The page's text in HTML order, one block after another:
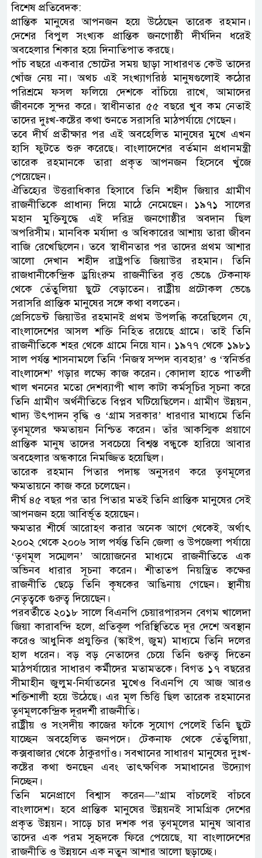
বিশেষ প্রতিবেদক:
প্রান্তিক মানুষের আপনজন হয়ে উঠেছেন তারেক রহমান।
দেশের বিপুল সংখ্যক প্রান্তিক জনগোষ্ঠী দীর্ঘদিন ধরেই
অবহেলার শিকার হয়ে দিনাতিপাত করছে।
পাঁচ বছরে একবার ভোটের সময় ছাড়া সাধারণত কেউ তাদের
খোঁজ নেয় না। অথচ এই সংখ্যাগরিষ্ঠ মানুষগুলোই কঠোর
পরিশ্রমে ফসল ফলিয়ে দেশকে বাঁচিয়ে রাখে, আমাদের
জীবনকে সুন্দর করে। স্বাধীনতার ৫৫ বছরে খুব কম নেতাই
তাদের দুঃখ-কষ্টের কথা শুনতে সরাসরি মাঠপর্যায়ে গেছেন।
তবে দীর্ঘ প্রতীক্ষার পর এই অবহেলিত মানুষের মুখে এখন
হাসি ফুটতে শুরু করেছে। বাংলাদেশের বর্তমান প্রধানমন্ত্রী
তারেক রহমানকে তারা প্রকৃত আপনজন হিসেবে খুঁজে
পেয়েছেন।
ঐতিহ্যের উত্তরাধিকার হিসাবে তিনি শহীদ জিয়ার গ্রামীণ
রাজনীতিকে প্রাধান্য দিয়ে মাঠে নেমেছেন। ১৯৭১ সালের
মহান মুক্তিযুদ্ধে এই দরিদ্র জনগোষ্ঠীর অবদান ছিল
অপরিসীম। মানবিক মর্যাদা ও অধিকারের আশায় তারা জীবন
বাজি রেখেছিলেন। তবে স্বাধীনতার পর তাদের প্রথম আশার
আলো দেখান শহীদ রাষ্ট্রপতি জিয়াউর রহমান। তিনি
রাজধানীকেন্দ্রিক ড্রয়িংরুম রাজনীতির বৃত্ত ভেঙে টেকনাফ
থেকে তেঁতুলিয়া ছুটে বেড়াতেন। রাষ্ট্রীয় প্রটোকল ভেঙে
সরাসরি প্রান্তিক মানুষের সঙ্গে কথা বলতেন।
প্রেসিডেন্ট জিয়াউর রহমানই প্রথম উপলব্ধি করেছিলেন যে,
বাংলাদেশের আসল শক্তি নিহিত রয়েছে গ্রামে। তাই তিনি
রাজনীতিকে শহর থেকে গ্রামে নিয়ে যান। ১৯৭৭ থেকে ১৯৮১
সাল পর্যন্ত শাসনামলে তিনি ‘নিজস্ব সম্পদ ব্যবহার’ ও ‘স্বনির্ভর
বাংলাদেশ’ গড়ার লক্ষ্যে কাজ করেন। কোদাল হাতে পাতলী
খাল খননের মতো দেশব্যাপী খাল কাটা কর্মসূচির সূচনা করে
তিনি গ্রামীণ অর্থনীতিতে বিপ্লব ঘটিয়েছিলেন। গ্রামীণ উন্নয়ন,
খাদ্য উৎপাদন বৃদ্ধি ও ‘গ্রাম সরকার’ ধারণার মাধ্যমে তিনি
তৃণমূলের ক্ষমতায়ন নিশ্চিত করেন। তাঁর আকস্মিক প্রয়াণে
প্রান্তিক মানুষ তাদের সবচেয়ে বিশ্বস্ত বন্ধুকে হারিয়ে আবার
অবহেলার অন্ধকারে নিমজ্জিত হয়েছিল।
তারেক রহমান পিতার পদাঙ্ক অনুসরণ করে তৃণমূলের
ক্ষমতায়নে কাজ করে চলেছেন।
দীর্ঘ ৪৫ বছর পর তার পিতার মতই তিনি প্রান্তিক মানুষের সেই
আপনজন হয়ে আবির্ভূত হয়েছেন।
ক্ষমতার শীর্ষে আরোহণ করার অনেক আগে থেকেই, অর্থাৎ
২০০২ থেকে ২০০৬ সাল পর্যন্ত তিনি জেলা ও উপজেলা পর্যায়ে
‘তৃণমূল সম্মেলন’ আয়োজনের মাধ্যমে রাজনীতিতে এক
অভিনব ধারার সূচনা করেন। শীতাতপ নিয়ন্ত্রিত কক্ষের
রাজনীতি ছেড়ে তিনি কৃষকের আঙিনায় গেছেন। স্থানীয়
নেতৃত্বকে গুরুত্ব দিয়েছেন।
পরবর্তীতে ২০১৮ সালে বিএনপি চেয়ারপারসন বেগম খালেদা
জিয়া কারাবন্দি হলে, প্রতিকূল পরিস্থিতিতে দূর দেশে অবস্থান
করেও আধুনিক প্রযুক্তির (স্কাইপ, জুম) মাধ্যমে তিনি দলের
হাল ধরেন। বড় বড় নেতাদের চেয়ে তিনি গুরুত্ব দিতেন
মাঠপর্যায়ের সাধারণ কর্মীদের মতামতকে। বিগত ১৭ বছরের
সীমাহীন জুলুম-নির্যাতনের মুখেও বিএনপি যে আজ আরও
শক্তিশালী হয়ে উঠেছে। এর মূল ভিত্তি ছিল তারেক রহমানের
তৃণমূলকেন্দ্রিক দূরদর্শী রাজনীতি।
রাষ্ট্রীয় ও সংসদীয় কাজের ফাঁকে সুযোগ পেলেই তিনি ছুটে
যাচ্ছেন অবহেলিত জনপদে। টেকনাফ থেকে তেঁতুলিয়া,
কক্সবাজার থেকে ঠাকুরগাঁও। সবখানের সাধারণ মানুষের দুঃখ-
কষ্টের কথা শুনছেন এবং তাৎক্ষণিক সমাধানের উদ্যোগ
নিচ্ছেন।
তিনি মনেপ্রাণে বিশ্বাস করেন—”গ্রাম বাঁচলেই বাঁচবে
বাংলাদেশ। হবে প্রান্তিক মানুষের উন্নয়নই সামগ্রিক দেশের
প্রকৃত উন্নয়ন। সাড়ে চার দশক পর তৃণমূলের মানুষ আবার
তাদের এক পরম সুহৃদকে ফিরে পেয়েছে, যা বাংলাদেশের
রাজনীতি ও উন্নয়নে এক নতুন আশার আলো ছড়াচ্ছে।